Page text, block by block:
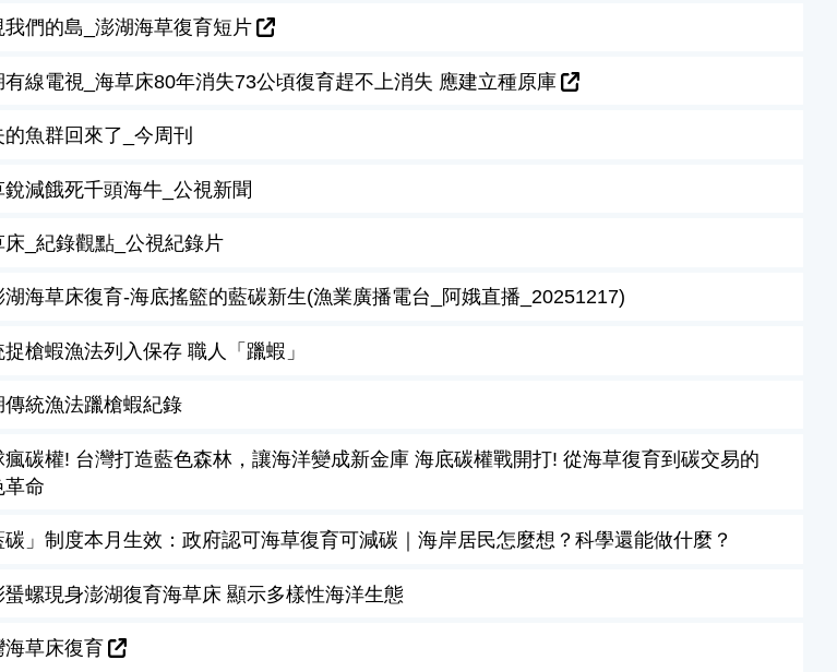
我們的島_澎湖海草復育短片
有線電視_海草床80年消失73公頃復育趕不上消失 應建立種原庫
的魚群回來了_今周刊
銳減餓死千頭海牛_公視新聞
床_紀錄觀點_公視紀錄片
湖海草床復育-海底搖籃的藍碳新生(漁業廣播電台_阿娥直播_20251217)
捉槍蝦漁法列入保存 職人「躐蝦」
傳統漁法躐槍蝦紀錄
瘋碳權! 台灣打造藍色森林，讓海洋變成新金庫 海底碳權戰開打! 從海草復育到碳交易的
革命
碳」制度本月生效：政府認可海草復育可減碳｜海岸居民怎麼想？科學還能做什麼？
蜑螺現身澎湖復育海草床 顯示多樣性海洋生態
海草床復育